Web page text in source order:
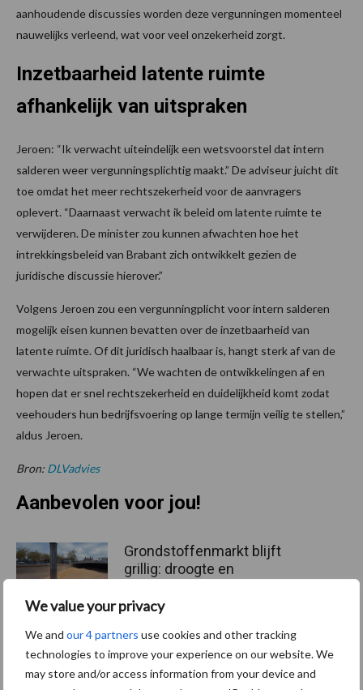
We value your privacy
We and our 4 partners use cookies and other tracking
technologies to improve your experience on our website. We
may store and/or access information from your device and
aanhoudende discussies worden deze vergunningen momenteel
nauwelijks verleend, wat voor veel onzekerheid zorgt.
Inzetbaarheid latente ruimte
afhankelijk van uitspraken
Jeroen: “Ik verwacht uiteindelijk een wetsvoorstel dat intern
salderen weer vergunningsplichtig maakt.” De adviseur juicht dit
toe omdat het meer rechtszekerheid voor de aanvragers
oplevert. “Daarnaast verwacht ik beleid om latente ruimte te
verwijderen. De minister zou kunnen afwachten hoe het
intrekkingsbeleid van Brabant zich ontwikkelt gezien de
juridische discussie hierover.”
Volgens Jeroen zou een vergunningplicht voor intern salderen
mogelijk eisen kunnen bevatten over de inzetbaarheid van
latente ruimte. Of dit juridisch haalbaar is, hangt sterk af van de
verwachte uitspraken. “We wachten de ontwikkelingen af en
hopen dat er snel rechtszekerheid en duidelijkheid komt zodat
veehouders hun bedrijfsvoering op lange termijn veilig te stellen,”
aldus Jeroen.
Bron: DLVadvies
Aanbevolen voor jou!
Grondstoffenmarkt blijft
grillig: droogte en
in de greep
De speenhuid: een vaak
onderschatte risicofactor